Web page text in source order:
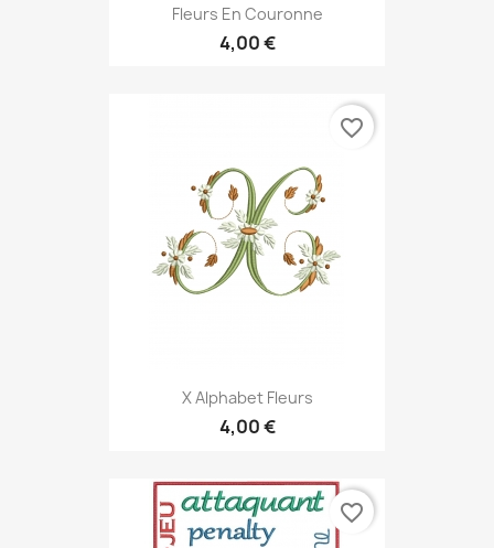
Fleurs En Couronne
4,00 €
X Alphabet Fleurs
4,00 €
favorite_border
favorite_border